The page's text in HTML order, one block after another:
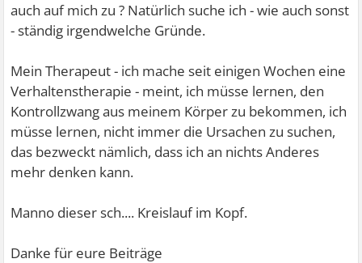
auch auf mich zu ? Natürlich suche ich - wie auch sonst
- ständig irgendwelche Gründe.
Mein Therapeut - ich mache seit einigen Wochen eine
Verhaltenstherapie - meint, ich müsse lernen, den
Kontrollzwang aus meinem Körper zu bekommen, ich
müsse lernen, nicht immer die Ursachen zu suchen,
das bezweckt nämlich, dass ich an nichts Anderes
mehr denken kann.
Manno dieser sch.... Kreislauf im Kopf.
Danke für eure Beiträge